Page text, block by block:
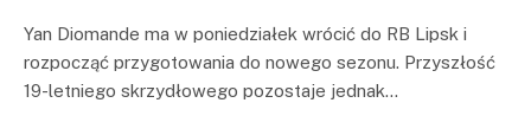
Yan Diomande ma w poniedziałek wrócić do RB Lipsk i
rozpocząć przygotowania do nowego sezonu. Przyszłość
19-letniego skrzydłowego pozostaje jednak…